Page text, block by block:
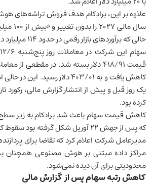
علاوه بر این، برادکام هدف فروش تراشه‌های
سال مالی
حالی که برآوردهای بازار رقمی در حدود ۱۱۴ میلیارد دلار را نشان می‌داد.
کاهش یافت و به ۴۰۳/۰۱ دلار رسید.
کرده بود.
که پس از جهش ۲۲ آوریل شکل گرفته بود سقوط کند.
مدیرعامل شرکت اعلام کرد که تقاضا برای
مراکز داده مبتنی بر هوش مصنوعی همچنان
محدودیتی برای آن دیده نمی‌شود.
کاهش رتبه سهام پس از گزارش مالی